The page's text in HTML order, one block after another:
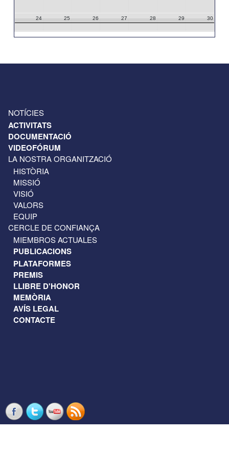
24 25 26 27 28 29 30
NOTÍCIES
ACTIVITATS
DOCUMENTACIÓ
VIDEOFÓRUM
LA NOSTRA ORGANITZACIÓ
HISTÒRIA
MISSIÓ
VISIÓ
VALORS
EQUIP
CERCLE DE CONFIANÇA
MIEMBROS ACTUALES
PUBLICACIONS
PLATAFORMES
PREMIS
LLIBRE D'HONOR
MEMÒRIA
AVÍS LEGAL
CONTACTE